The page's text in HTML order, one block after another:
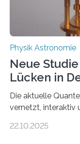
Physik Astronomie
Neue
Lücken in
Die aktuelle
vernetzt, interaktiv
oft von
22.10.2025